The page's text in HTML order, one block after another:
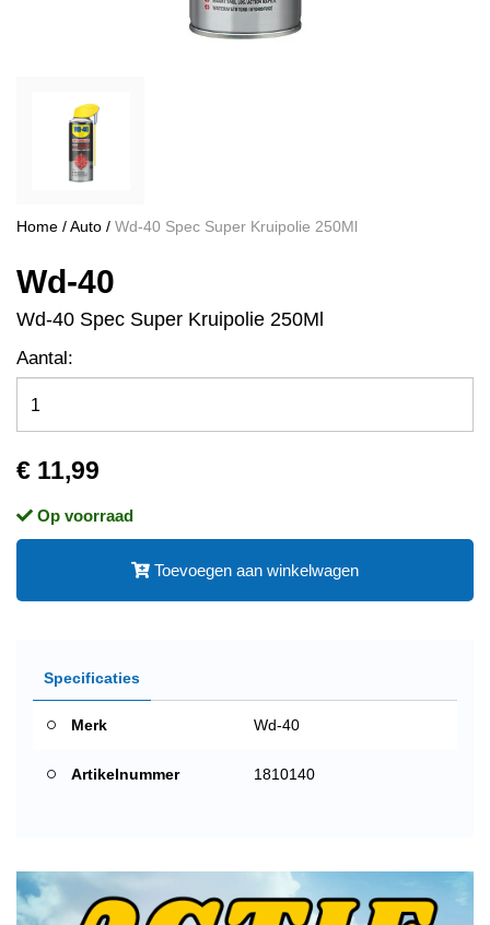
Home /Auto / Wd-40 Spec Super Kruipolie 250Ml
Wd-40
Wd-40 Spec Super Kruipolie 250Ml
Aantal:
€ 11,99
Op voorraad
Toevoegen aan winkelwagen
Specificaties
Merk Wd-40
Artikelnummer 1810140